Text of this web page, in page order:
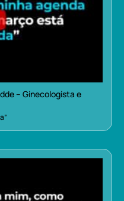
– Ginecologista e